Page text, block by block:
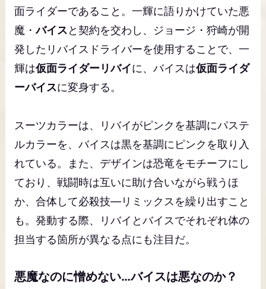
面ライダーであること。一輝に語りかけていた悪
魔・バイスと契約を交わし、ジョージ・狩崎が開
発したリバイスドライバーを使用することで、一
輝は仮面ライダーリバイに、バイスは仮面ライダ
ーバイスに変身する。
スーツカラーは、リバイがピンクを基調にパステ
ルカラーを、バイスは黒を基調にピンクを取り入
れている。また、デザインは恐竜をモチーフにし
ており、戦闘時は互いに助け合いながら戦うほ
か、合体して必殺技―リミックスを繰り出すこと
も。発動する際、リバイとバイスでそれぞれ体の
担当する箇所が異なる点にも注目だ。
悪魔なのに憎めない…バイスは悪なのか？